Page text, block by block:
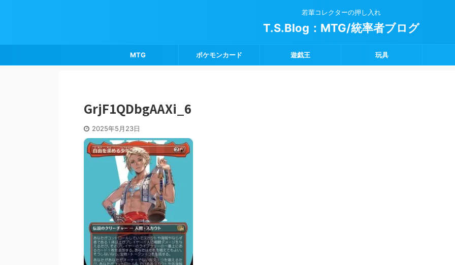
若輩コレクターの押し入れ
T.S.Blog：MTG/統率者ブログ
MTG ポケモンカード 遊戯王 玩具
GrjF1QDbgAAXi_6
2025年5月23日